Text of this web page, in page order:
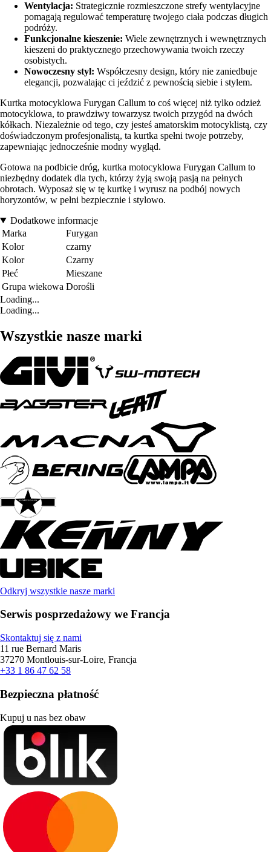
Wentylacja: Strategicznie rozmieszczone strefy wentylacyjne
pomagają regulować temperaturę twojego ciała podczas długich
podróży.
Funkcjonalne kieszenie: Wiele zewnętrznych i wewnętrznych
kieszeni do praktycznego przechowywania twoich rzeczy
osobistych.
Nowoczesny styl: Współczesny design, który nie zaniedbuje
elegancji, pozwalając ci jeździć z pewnością siebie i stylem.
Kurtka motocyklowa Furygan Callum to coś więcej niż tylko odzież
motocyklowa, to prawdziwy towarzysz twoich przygód na dwóch
kółkach. Niezależnie od tego, czy jesteś amatorskim motocyklistą, czy
doświadczonym profesjonalistą, ta kurtka spełni twoje potrzeby,
zapewniając jednocześnie modny wygląd.
Gotowa na podbicie dróg, kurtka motocyklowa Furygan Callum to
niezbędny dodatek dla tych, którzy żyją swoją pasją na pełnych
obrotach. Wyposaż się w tę kurtkę i wyrusz na podbój nowych
horyzontów, w pełni bezpiecznie i stylowo.
Dodatkowe informacje
Marka
Furygan
Kolor
czarny
Kolor
Czarny
Płeć
Mieszane
Grupa wiekowa Dorośli
Loading...
Loading...
Wszystkie nasze marki
Odkryj wszystkie nasze marki
Serwis posprzedażowy we Francja
Skontaktuj się z nami
11 rue Bernard Maris
37270 Montlouis-sur-Loire, Francja
+33 1 86 47 62 58
Bezpieczna płatność
Kupuj u nas bez obaw